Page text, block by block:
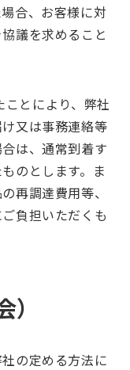
合、お客様に対
議を求めること
とにより、弊社
又は事務連絡等
は、通常到着す
のとします。ま
再調達費用等、
負担いただくも
の定める方法に